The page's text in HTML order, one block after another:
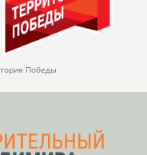
Победы